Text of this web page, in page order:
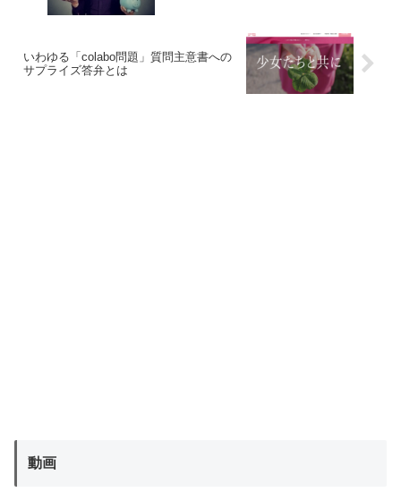
いわゆる「colabo問題」質問主意書への
サプライズ答弁とは
動画